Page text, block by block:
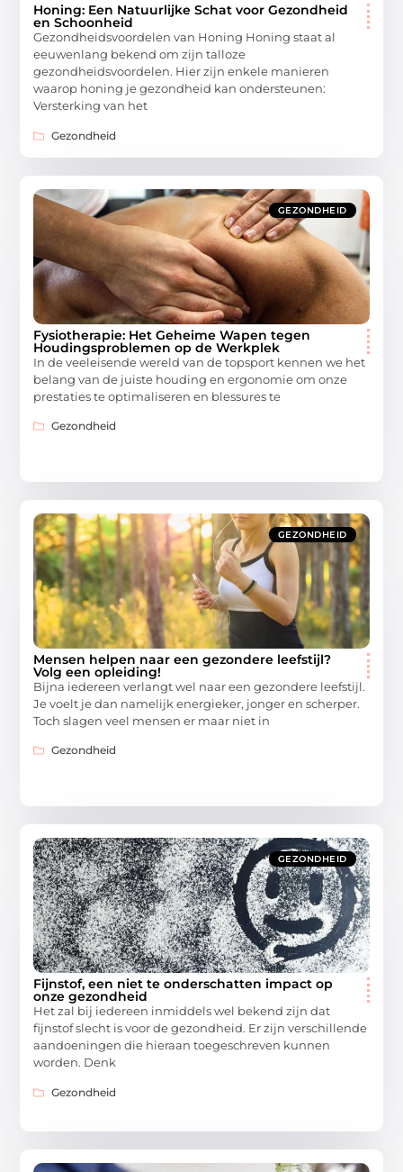
Honing: Een Natuurlijke Schat voor Gezondheid
en Schoonheid
Gezondheidsvoordelen van Honing Honing staat al
eeuwenlang bekend om zijn talloze
gezondheidsvoordelen. Hier zijn enkele manieren
waarop honing je gezondheid kan ondersteunen:
Versterking van het
Gezondheid
GEZONDHEID
Fysiotherapie: Het Geheime Wapen tegen
Houdingsproblemen op de Werkplek
In de veeleisende wereld van de topsport kennen we het
belang van de juiste houding en ergonomie om onze
prestaties te optimaliseren en blessures te
Gezondheid
GEZONDHEID
Mensen helpen naar een gezondere leefstijl?
Volg een opleiding!
Bijna iedereen verlangt wel naar een gezondere leefstijl.
Je voelt je dan namelijk energieker, jonger en scherper.
Toch slagen veel mensen er maar niet in
Gezondheid
GEZONDHEID
Fijnstof, een niet te onderschatten impact op
onze gezondheid
Het zal bij iedereen inmiddels wel bekend zijn dat
fijnstof slecht is voor de gezondheid. Er zijn verschillende
aandoeningen die hieraan toegeschreven kunnen
worden. Denk
Gezondheid